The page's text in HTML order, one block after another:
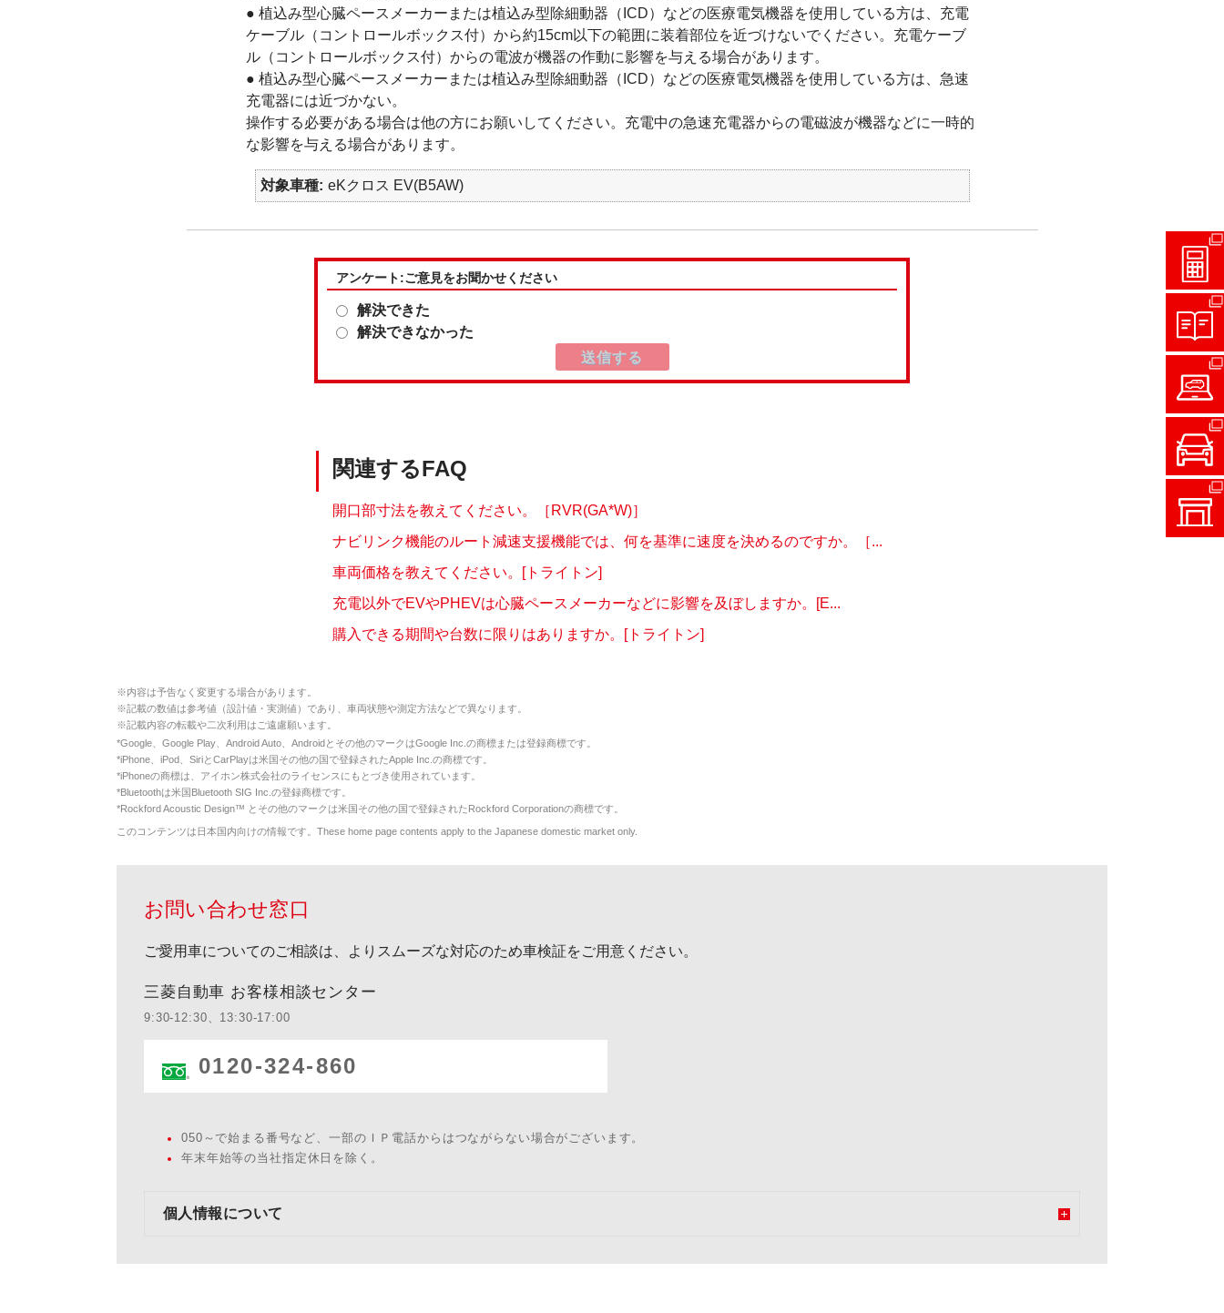
● 植込み型心臓ペースメーカーまたは植込み型除細動器（ICD）などの医療電気機器を使用している方は、充電
ケーブル（コントロールボックス付）から約15cm以下の範囲に装着部位を近づけないでください。充電ケーブ
ル（コントロールボックス付）からの電波が機器の作動に影響を与える場合があります。
● 植込み型心臓ペースメーカーまたは植込み型除細動器（ICD）などの医療電気機器を使用している方は、急速
充電器には近づかない。
操作する必要がある場合は他の方にお願いしてください。充電中の急速充電器からの電磁波が機器などに一時的
な影響を与える場合があります。
対象車種 eKクロス EV(B5AW)
アンケート:ご意見をお聞かせください
解決できた
解決できなかった
関連するFAQ
開口部寸法を教えてください。［RVR(GA*W)］
ナビリンク機能のルート減速支援機能では、何を基準に速度を決めるのですか。［...
車両価格を教えてください。[トライトン]
充電以外でEVやPHEVは心臓ペースメーカーなどに影響を及ぼしますか。[E...
購入できる期間や台数に限りはありますか。[トライトン]
※内容は予告なく変更する場合があります。
※記載の数値は参考値（設計値・実測値）であり、車両状態や測定方法などで異なります。
※記載内容の転載や二次利用はご遠慮願います。
*Google、Google Play、Android Auto、Androidとその他のマークはGoogle Inc.の商標または登録商標です。
*iPhone、iPod、SiriとCarPlayは米国その他の国で登録されたApple Inc.の商標です。
*iPhoneの商標は、アイホン株式会社のライセンスにもとづき使用されています。
*Bluetoothは米国Bluetooth SIG Inc.の登録商標です。
*Rockford Acoustic Design™ とその他のマークは米国その他の国で登録されたRockford Corporationの商標です。
このコンテンツは日本国内向けの情報です。These home page contents apply to the Japanese domestic market only.
お問い合わせ窓口
ご愛用車についてのご相談は、よりスムーズな対応のため車検証をご用意ください。
三菱自動車 お客様相談センター
9:30-12:30、13:30-17:00
0120-324-860
050～で始まる番号など、一部のＩＰ電話からはつながらない場合がございます。
年末年始等の当社指定休日を除く。
個人情報について